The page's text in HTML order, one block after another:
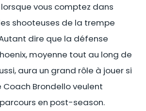
vous comptez dans
shooteuses de la trempe
dire que la défense
moyenne tout au long de
aura un grand rôle à jouer si
Coach Brondello veulent
en post-season.